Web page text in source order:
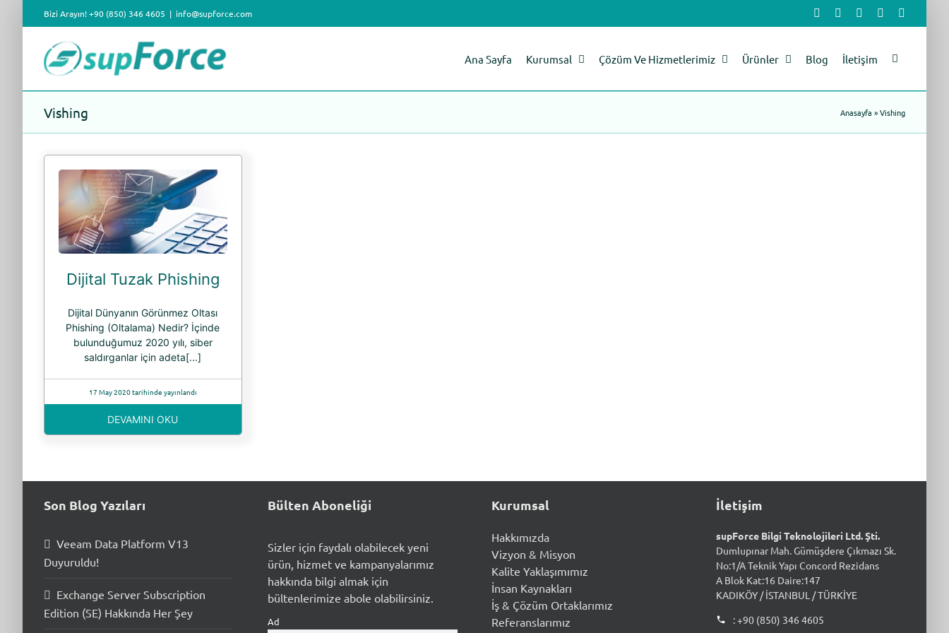
Bizi Arayın! +90 (850) 346 4605 | info@supforce.com Facebook LinkedInYouTube
Ana Sayfa Kurumsal Çözüm Ve Hizmetlerimiz Ürünler Blog İletişim
Vishing Anasayfa »Vishing
Dijital Tuzak Phishing
Dijital Dünyanın Görünmez Oltası
Phishing (Oltalama) Nedir? İçinde
bulunduğumuz 2020 yılı, siber
saldırganlar için adeta[...]
17 May 2020 tarihinde yayınlandı
DEVAMINI OKU
Son Blog Yazıları
Veeam Data Platform V13
Duyuruldu!
Exchange Server Subscription
Edition (SE) Hakkında Her Şey
Bülten Aboneliği
Sizler için faydalı olabilecek yeni
ürün, hizmet ve kampanyalarımız
hakkında bilgi almak için
bültenlerimize abole olabilirsiniz.
Ad
Kurumsal
Hakkımızda
Vizyon & Misyon
Kalite Yaklaşımımız
İnsan Kaynakları
İş & Çözüm Ortaklarımız
Referanslarımız
İletişim
supForce Bilgi Teknolojileri Ltd. Şti.
Dumlupınar Mah. Gümüşdere Çıkmazı Sk.
No:1/A Teknik Yapı Concord Rezidans
A Blok Kat:16 Daire:147
KADIKÖY / İSTANBUL / TÜRKİYE
: +90 (850) 346 4605